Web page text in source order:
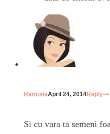
RamonaApril 24, 2014Reply
Si cu vara ta semeni